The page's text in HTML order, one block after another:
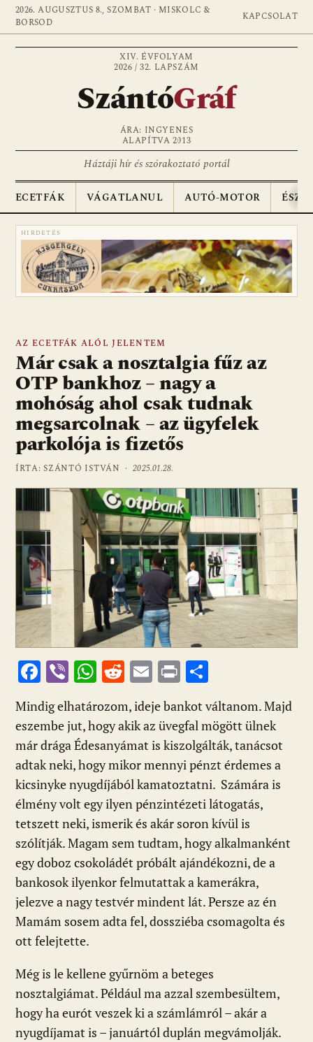
2026. AUGUSZTUS 8., SZOMBAT · MISKOLC &
BORSOD
KAPCSOLAT
XIV. ÉVFOLYAM
2026 / 32. LAPSZÁM
SzántóGráf
ÁRA: INGYENES
ALAPÍTVA 2013
Háztáji hír és szórakoztató portál
ECETFÁK VÁGATLANUL AUTÓ-MOTOR
HIRDETÉS
AZ ECETFÁK ALÓL JELENTEM
Már csak a nosztalgia fűz az
OTP bankhoz – nagy a
mohóság ahol csak tudnak
megsarcolnak – az ügyfelek
parkolója is fizetős
ÍRTA: SZÁNTÓ ISTVÁN ·2025.01.28.
F
ac
e
b
o
o
k
Vi
b
er
W
at
s
A
p
p
R
e
d
di
t
E
m
ai
l
Pr
in
t
ss
za
m
e
g
Mindig elhatározom, ideje bankot váltanom. Majd
eszembe jut, hogy akik az üvegfal mögött ülnek
már drága Édesanyámat is kiszolgálták, tanácsot
adtak neki, hogy mikor mennyi pénzt érdemes a
kicsinyke nyugdíjából kamatoztatni. Számára is
élmény volt egy ilyen pénzintézeti látogatás,
tetszett neki, ismerik és akár soron kívül is
szólítják. Magam sem tudtam, hogy alkalmanként
egy doboz csokoládét próbált ajándékozni, de a
bankosok ilyenkor felmutattak a kamerákra,
jelezve a nagy testvér mindent lát. Persze az én
Mamám sosem adta fel, dossziéba csomagolta és
ott felejtette.
Még is le kellene gyűrnöm a beteges
nosztalgiámat. Például ma azzal szembesültem,
hogy ha eurót veszek ki a számlámról – akár a
nyugdíjamat is – januártól duplán megvámolják.